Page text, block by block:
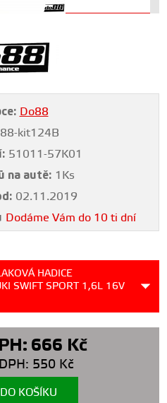
Do88
kit124B
51011-57K01
na autě: 1Ks
02.11.2019
Dodáme Vám do 10 ti dní
HADICE
SWIFT SPORT 1,6L 16V
666 Kč
550 Kč
KOŠÍKU